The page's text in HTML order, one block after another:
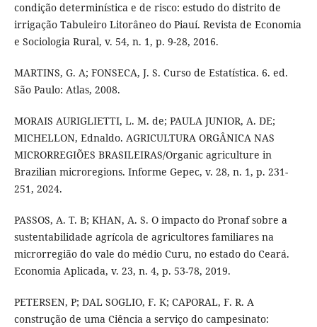
condição determinística e de risco: estudo do distrito de
irrigação Tabuleiro Litorâneo do Piauí. Revista de Economia
e Sociologia Rural, v. 54, n. 1, p. 9-28, 2016.
MARTINS, G. A; FONSECA, J. S. Curso de Estatística. 6. ed.
São Paulo: Atlas, 2008.
MORAIS AURIGLIETTI, L. M. de; PAULA JUNIOR, A. DE;
MICHELLON, Ednaldo. AGRICULTURA ORGÂNICA NAS
MICRORREGIÕES BRASILEIRAS/Organic agriculture in
Brazilian microregions. Informe Gepec, v. 28, n. 1, p. 231-
251, 2024.
PASSOS, A. T. B; KHAN, A. S. O impacto do Pronaf sobre a
sustentabilidade agrícola de agricultores familiares na
microrregião do vale do médio Curu, no estado do Ceará.
Economia Aplicada, v. 23, n. 4, p. 53-78, 2019.
PETERSEN, P; DAL SOGLIO, F. K; CAPORAL, F. R. A
construção de uma Ciência a serviço do campesinato: